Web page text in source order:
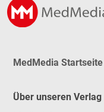
MedMedia Startseite
Über unseren Verlag